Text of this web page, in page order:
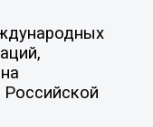
Российской